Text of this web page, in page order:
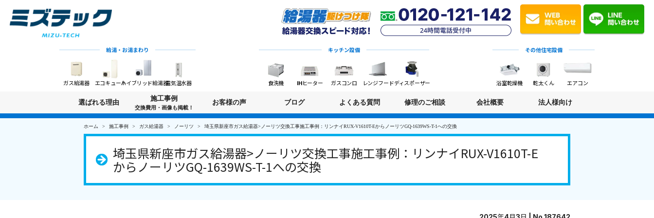
給湯・お湯まわり
ガス給湯器 エコキュートハイブリッド給湯器電気温水器
キッチン設備
食洗機 IHヒーター ガスコンロ レンジフードディスポーザー
その他住宅設備
浴室乾燥機 乾太くん エアコン
選ばれる理由
施工事例
交換費用・画像も掲載！
お客様の声 ブログ よくある質問 修理のご相談 会社概要 法人様向け
ホーム 施工事例 ガス給湯器 ノーリツ 埼玉県新座市ガス給湯器>ノーリツ交換工事施工事例：リンナイRUX-V1610T-EからノーリツGQ-1639WS-T-1への交換
埼玉県新座市ガス給湯器>ノーリツ交換工事施工事例：リンナイRUX-V1610T-E
からノーリツGQ-1639WS-T-1への交換